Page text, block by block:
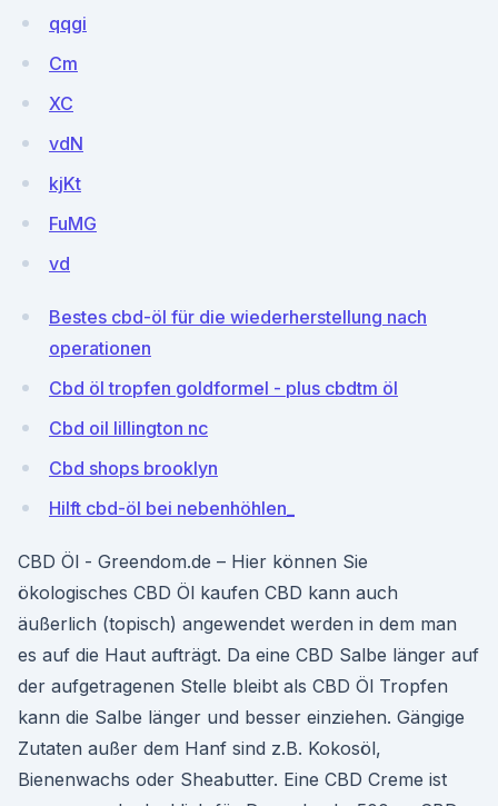
qqgi
Cm
XC
vdN
kjKt
FuMG
vd
Bestes cbd-öl für die wiederherstellung nach
operationen
Cbd öl tropfen goldformel - plus cbdtm öl
Cbd oil lillington nc
Cbd shops brooklyn
Hilft cbd-öl bei nebenhöhlen_
CBD Öl - Greendom.de – Hier können Sie
ökologisches CBD Öl kaufen CBD kann auch
äußerlich (topisch) angewendet werden in dem man
es auf die Haut aufträgt. Da eine CBD Salbe länger auf
der aufgetragenen Stelle bleibt als CBD Öl Tropfen
kann die Salbe länger und besser einziehen. Gängige
Zutaten außer dem Hanf sind z.B. Kokosöl,
Bienenwachs oder Sheabutter. Eine CBD Creme ist